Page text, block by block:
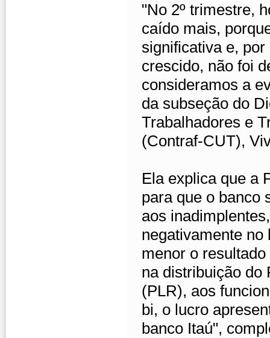
"No 2º trimestre,
caído mais,
significativa e,
crescido, não foi
consideramos a
da subseção do
Trabalhadores e
(Contraf-CUT),
Ela explica que a
para que o banco
aos
negativamente no
menor o
na distribuição do
(PLR), aos
bi, o lucro
banco Itaú",